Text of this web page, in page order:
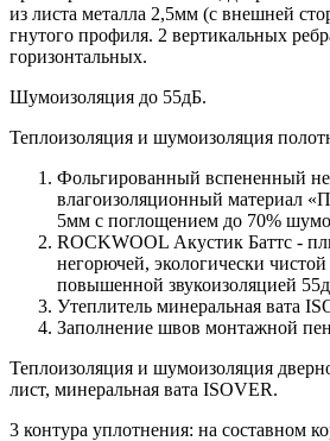
из листа металла 2,5мм (с внешней
гнутого профиля. 2 вертикальных
горизонтальных.
Шумоизоляция до 55дБ.
Теплоизоляция и шумоизоляция
Фольгированный вспененный
влагоизоляционный материал
5мм с поглощением до 70%
ROCKWOOL Акустик Баттс -
негорючей, экологически
повышенной звукоизоляцией
Утеплитель минеральная вата
Заполнение швов монтажной
Теплоизоляция и шумоизоляция
лист, минеральная вата ISOVER.
3 контура уплотнения: на составном